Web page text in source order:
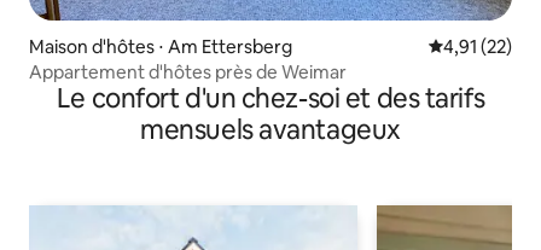
Maison d'hôtes ⋅ Am Ettersberg Évaluation
4,91 (22)
Appartement d'hôtes près de Weimar
Le confort d'un chez-soi et des tarifs
mensuels avantageux